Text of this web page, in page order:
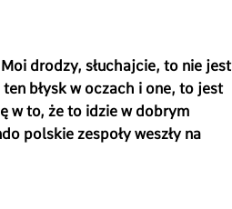
drodzy, słuchajcie, to nie jest
błysk w oczach i one, to jest
w to, że to idzie w dobrym
polskie zespoły weszły na